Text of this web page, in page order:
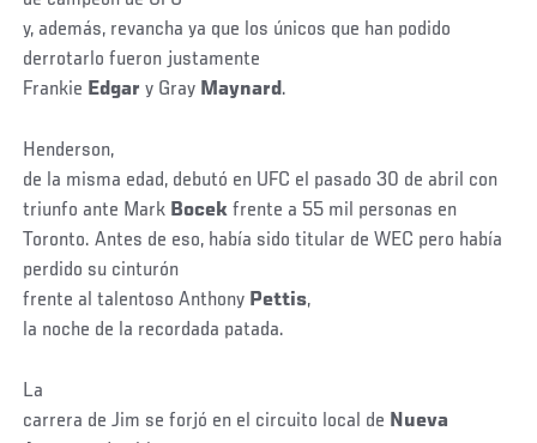
y, además, revancha ya que los únicos que han podido
derrotarlo fueron justamente
Frankie Edgar y Gray Maynard.
Henderson,
de la misma edad, debutó en UFC el pasado 30 de abril con
triunfo ante Mark Bocek frente a 55 mil personas en
Toronto. Antes de eso, había sido titular de WEC pero había
perdido su cinturón
frente al talentoso Anthony Pettis,
la noche de la recordada patada.
La
carrera de Jim se forjó en el circuito local de Nueva